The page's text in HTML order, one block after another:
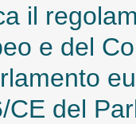
il
e del
CE del